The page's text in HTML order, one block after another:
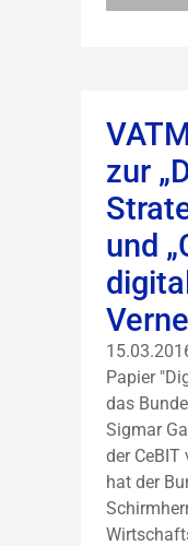
zur
und
Papier
das
Sigmar
der
hat der